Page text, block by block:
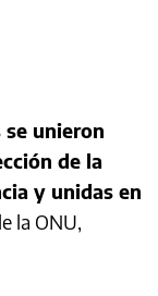
se unieron
de la
y unidas en
la ONU,